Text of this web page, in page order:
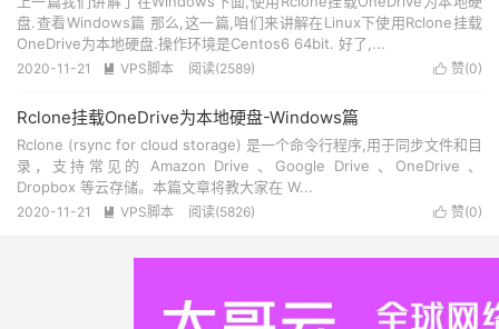
盘.查看Windows篇 那么,这一篇,咱们来讲解在Linux下使用Rclone挂载
OneDrive为本地硬盘.操作环境是Centos6 64bit. 好了,...
 赞(0)
2020-11-21  VPS脚本 阅读(2589)
Rclone挂载OneDrive为本地硬盘-Windows篇
Rclone (rsync for cloud storage) 是一个命令行程序,用于同步文件和目
录，支持常见的 Amazon Drive 、Google Drive 、OneDrive 、
Dropbox 等云存储。本篇文章将教大家在 W...
 赞(0)
2020-11-21  VPS脚本 阅读(5826)